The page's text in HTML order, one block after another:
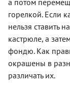
нам,
имеющим
в своем
распоряжении
специальное
оборудование
красивую
чугунную
а потом
горелкой. Если
нельзя ставить
кастрюле, а
фондю. Как
окрашены в
различать их.